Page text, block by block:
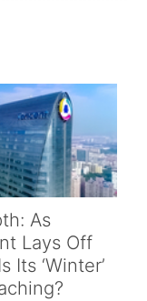
As
Lays Off
Its ‘Winter’